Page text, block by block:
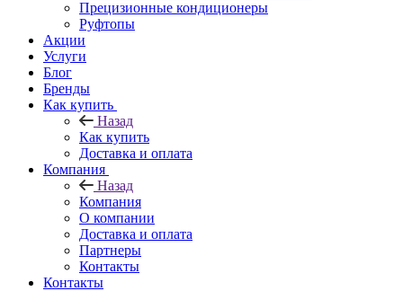
Прецизионные кондиционеры
Руфтопы
Акции
Услуги
Блог
Бренды
Как купить
Назад
Как купить
Доставка и оплата
Компания
Назад
Компания
О компании
Доставка и оплата
Партнеры
Контакты
Контакты